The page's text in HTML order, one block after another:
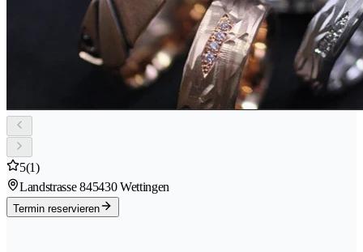
5(1)
Landstrasse 845430 Wettingen
Termin reservieren